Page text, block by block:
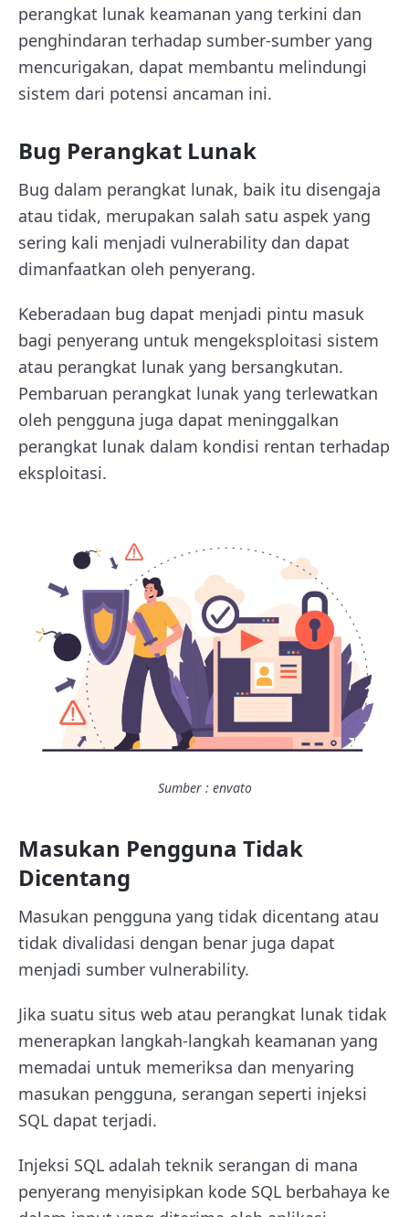
perangkat lunak keamanan yang terkini dan
penghindaran terhadap sumber-sumber yang
mencurigakan, dapat membantu melindungi
sistem dari potensi ancaman ini.
Bug Perangkat Lunak
Bug dalam perangkat lunak, baik itu disengaja
atau tidak, merupakan salah satu aspek yang
sering kali menjadi vulnerability dan dapat
dimanfaatkan oleh penyerang.
Keberadaan bug dapat menjadi pintu masuk
bagi penyerang untuk mengeksploitasi sistem
atau perangkat lunak yang bersangkutan.
Pembaruan perangkat lunak yang terlewatkan
oleh pengguna juga dapat meninggalkan
perangkat lunak dalam kondisi rentan terhadap
eksploitasi.
Sumber : envato
Masukan Pengguna Tidak
Dicentang
Masukan pengguna yang tidak dicentang atau
tidak divalidasi dengan benar juga dapat
menjadi sumber vulnerability.
Jika suatu situs web atau perangkat lunak tidak
menerapkan langkah-langkah keamanan yang
memadai untuk memeriksa dan menyaring
masukan pengguna, serangan seperti injeksi
SQL dapat terjadi.
Injeksi SQL adalah teknik serangan di mana
penyerang menyisipkan kode SQL berbahaya ke